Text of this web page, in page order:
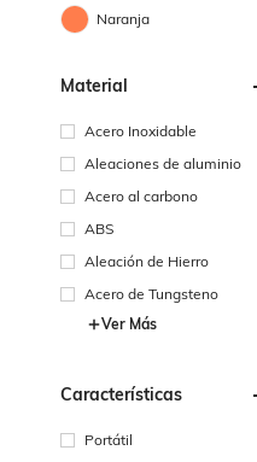
Naranja
Material
Acero Inoxidable
Aleaciones de aluminio
Acero al carbono
ABS
Aleación de Hierro
Acero de Tungsteno
Ver Más
Características
Portátil